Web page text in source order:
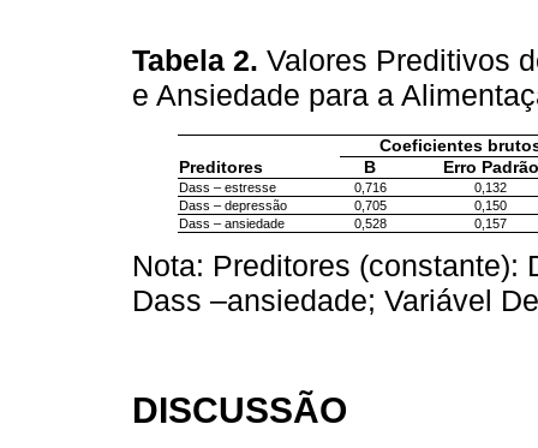
Tabela 2. Valores Preditivos
e Ansiedade para a
Preditores
Coeficientes
B
Erro Padrão
Dass – estresse 0,716
0,132
Dass – depressão
0,705
0,150
Dass – ansiedade
0,528 0,157
Nota: Preditores (constante):
Dass –ansiedade; Variável
DISCUSSÃO